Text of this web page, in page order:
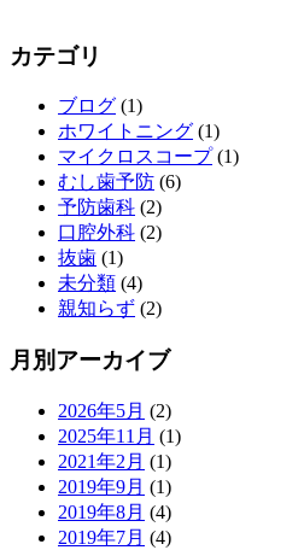
カテゴリ
ブログ (1)
ホワイトニング (1)
マイクロスコープ(1)
むし歯予防 (6)
予防歯科 (2)
口腔外科 (2)
抜歯 (1)
未分類 (4)
親知らず (2)
月別アーカイブ
2026年5月 (2)
2025年11月 (1)
2021年2月 (1)
2019年9月 (1)
2019年8月 (4)
2019年7月 (4)